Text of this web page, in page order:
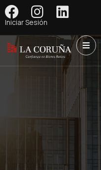
Iniciar Sesión